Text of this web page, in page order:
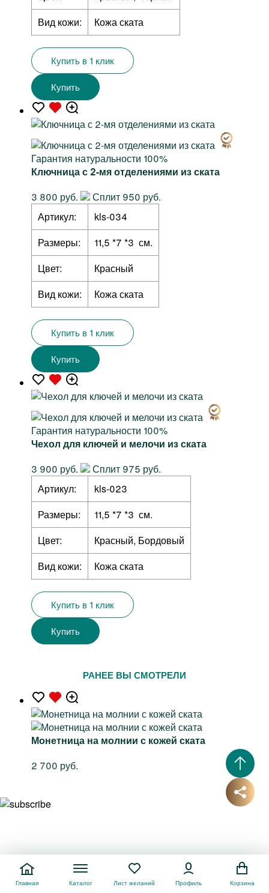
Вид кожи:
Кожа ската
Купить в 1 клик
Купить
Гарантия натуральности 100%
Ключница с 2-мя отделениями из ската
3 800 руб.
Сплит 950 руб.
Артикул:
kls-034
Размеры:
11,5 *7 *3 см.
Цвет:
Красный
Вид кожи:
Кожа ската
Купить в 1 клик
Купить
Гарантия натуральности 100%
Чехол для ключей и мелочи из ската
3 900 руб.
Сплит 975 руб.
Артикул:
kls-023
Размеры:
11,5 *7 *3 см.
Цвет:
Красный, Бордовый
Вид кожи:
Кожа ската
Купить в 1 клик
Купить
РАНЕЕ ВЫ СМОТРЕЛИ
Монетница на молнии с кожей ската
2 700 руб.
Главная Каталог Лист желаний Профиль Корзина